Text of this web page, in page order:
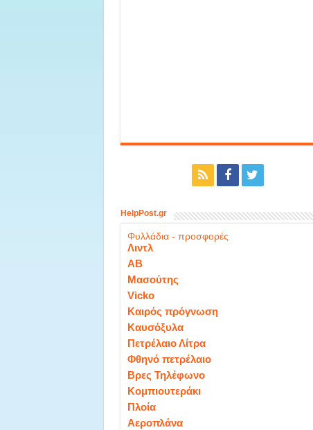
HelpPost.gr
Φυλλάδια - προσφορές
Λιντλ
ΑΒ
Μασούτης
Vicko
Καιρός πρόγνωση
Καυσόξυλα
Πετρέλαιο Λίτρα
Φθηνό πετρέλαιο
Βρες Τηλέφωνο
Κομπιουτεράκι
Πλοία
Αεροπλάνα